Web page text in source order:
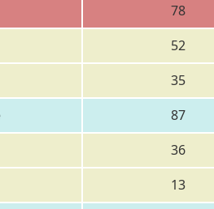
78
52
35
87
36
13